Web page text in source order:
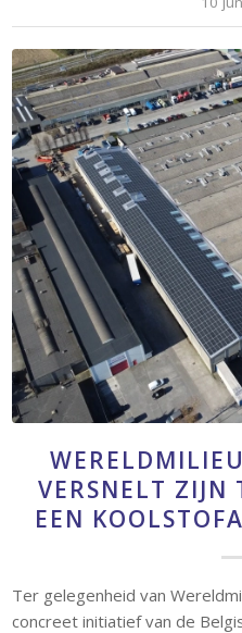
VERSNELT ZIJN
EEN
Ter gelegenheid van
concreet initiatief van de